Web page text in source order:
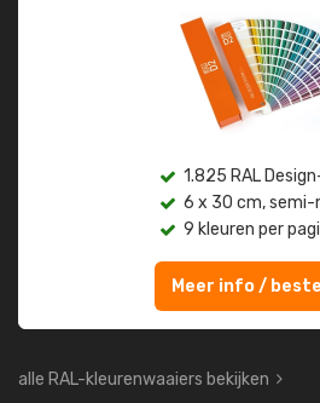
1.825 RAL
6 x 30 cm,
9 kleuren per
Meer info /
alle RAL-kleurenwaaiers bekijken